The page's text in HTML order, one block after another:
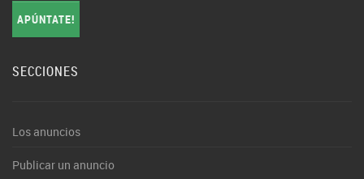
APÚNTATE!
SECCIONES
Los anuncios
Publicar un anuncio